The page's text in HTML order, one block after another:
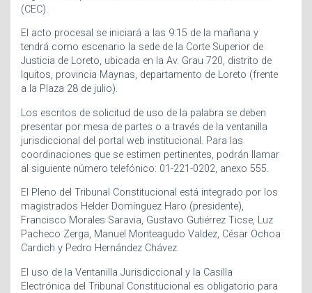
(CEC).
El acto procesal se iniciará a las 9:15 de la mañana y
tendrá como escenario la sede de la Corte Superior de
Justicia de Loreto, ubicada en la Av. Grau 720, distrito de
Iquitos, provincia Maynas, departamento de Loreto (frente
a la Plaza 28 de julio).
Los escritos de solicitud de uso de la palabra se deben
presentar por mesa de partes o a través de la ventanilla
jurisdiccional del portal web institucional. Para las
coordinaciones que se estimen pertinentes, podrán llamar
al siguiente número telefónico: 01-221-0202, anexo 555.
El Pleno del Tribunal Constitucional está integrado por los
magistrados Helder Domínguez Haro (presidente),
Francisco Morales Saravia, Gustavo Gutiérrez Ticse, Luz
Pacheco Zerga, Manuel Monteagudo Valdez, César Ochoa
Cardich y Pedro Hernández Chávez.
El uso de la Ventanilla Jurisdiccional y la Casilla
Electrónica del Tribunal Constitucional es obligatorio para